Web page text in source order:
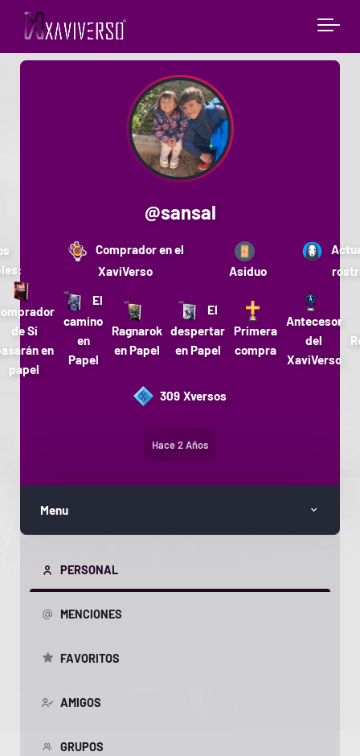
@sansal
309 Xversos
Comprador en el
XaviVerso
Asiduo
de Sí
en
papel
El
camino
en
Papel
Ragnarok
en Papel
El
despertar
en Papel
Primera
compra
Antecesor
del
XaviVerso
Hace 2 Años
Menu
PERSONAL
MENCIONES
FAVORITOS
AMIGOS
GRUPOS